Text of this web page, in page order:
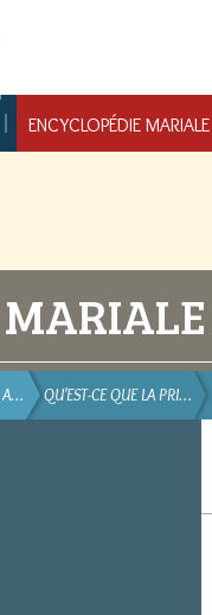
ENCYCLOPÉDIE MARIALE
A… QU'EST-CE QUE LA PRI…